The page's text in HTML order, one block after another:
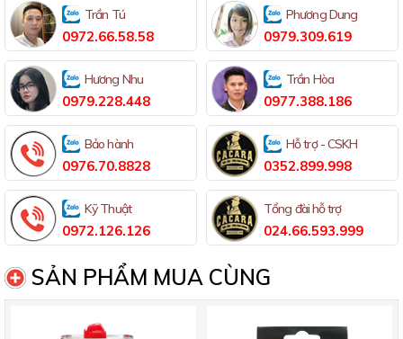
Trần Tú
0972.66.58.58
Phương Dung
0979.309.619
Hương Nhu
0979.228.448
Trần Hòa
0977.388.186
Bảo hành
0976.70.8828
Hỗ trợ - CSKH
0352.899.998
Kỹ Thuật
0972.126.126
Tổng đài hỗ trợ
024.66.593.999
SẢN PHẨM MUA CÙNG